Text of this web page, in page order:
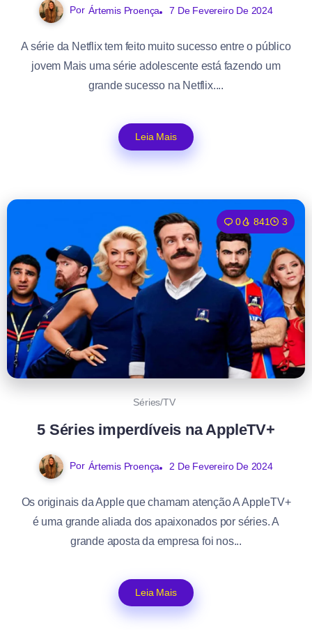
Por Ártemis Proença 7 De Fevereiro De 2024
A série da Netflix tem feito muito sucesso entre o público
jovem Mais uma série adolescente está fazendo um
grande sucesso na Netflix....
Leia Mais
0 841 3
Séries/TV
5 Séries imperdíveis na AppleTV+
Por Ártemis Proença 2 De Fevereiro De 2024
Os originais da Apple que chamam atenção A AppleTV+
é uma grande aliada dos apaixonados por séries. A
grande aposta da empresa foi nos...
Leia Mais